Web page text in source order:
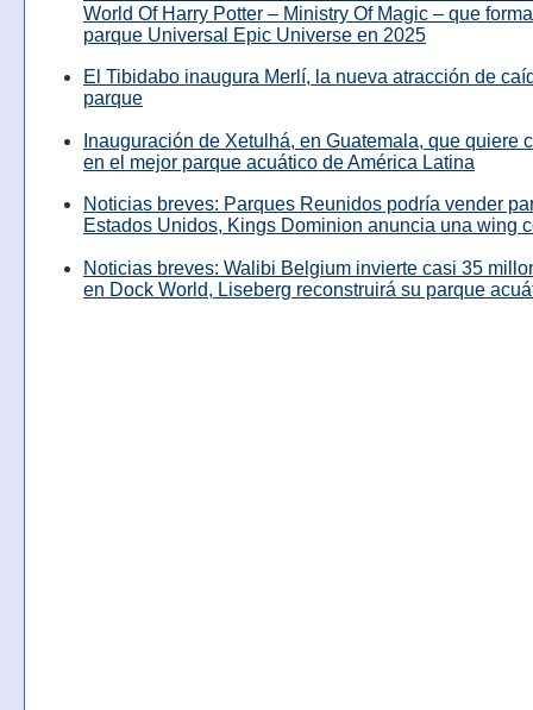
World Of Harry Potter – Ministry Of Magic – que
parque Universal Epic Universe en 2025
El Tibidabo inaugura Merlí, la nueva atracción de
parque
Inauguración de Xetulhá, en Guatemala, que quiere
en el mejor parque acuático de América Latina
Noticias breves: Parques Reunidos podría vender
Estados Unidos, Kings Dominion anuncia una wing
Noticias breves: Walibi Belgium invierte casi 35
en Dock World, Liseberg reconstruirá su parque